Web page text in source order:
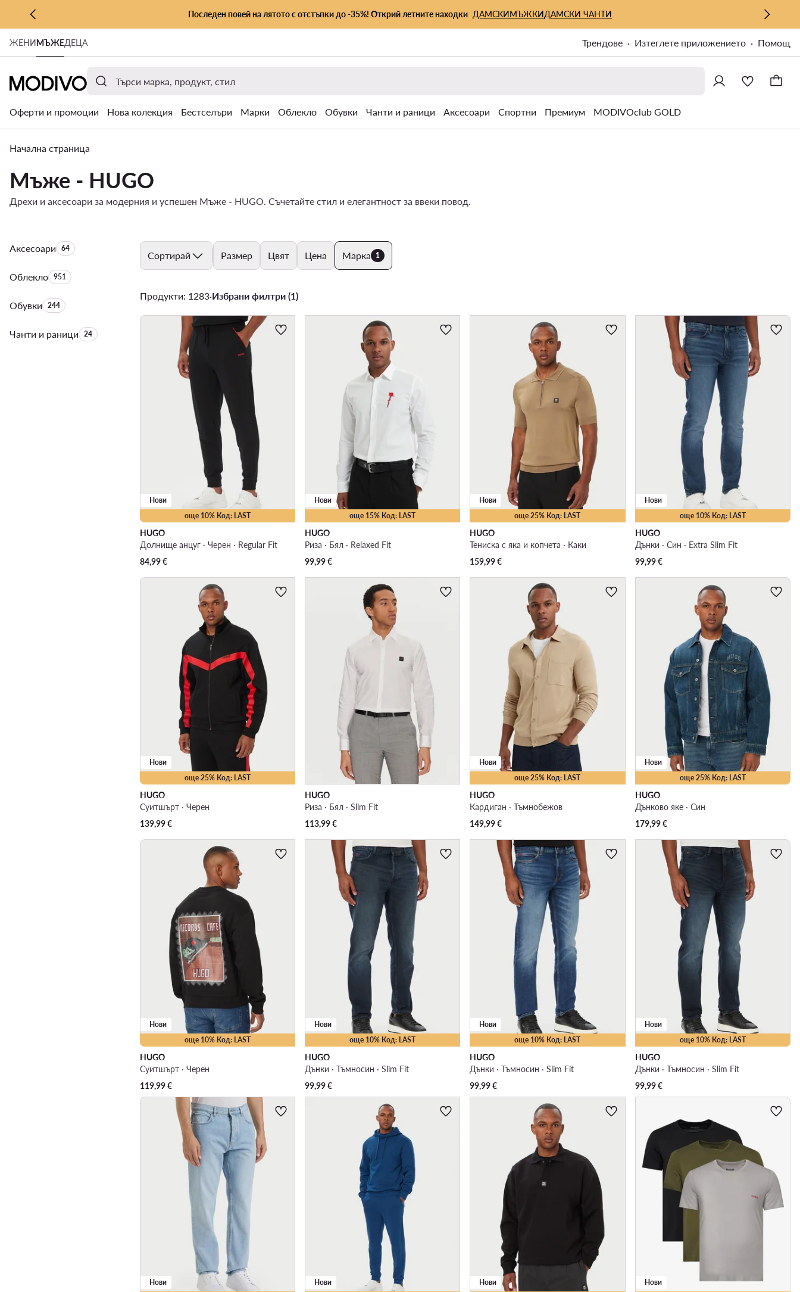
КЪМ ОСНОВНОТО СЪДЪРЖАНИЕ
КЪМ ТЪРСЕНЕ
Последен повей на лятото с отстъпки до -35%! Открий летните находки ДАМСКИМЪЖКИДАМСКИ ЧАНТИ
ЖЕНИМЪЖЕДЕЦА Трендове Изтеглете приложението Помощ
Оферти и промоции Нова колекция Бестселъри Марки Облекло Обувки Чанти и раници Аксесоари Спортни Премиум MODIVOclub GOLD
Начална страница
Мъже - HUGO
Дрехи и аксесоари за модерния и успешен Мъже - HUGO. Съчетайте стил и елегантност за ввеки повод.
АксесоариБрой на продуктите:
64
ОблеклоБрой на продуктите:
951
ОбувкиБрой на продуктите:
244
Чанти и ранициБрой на продуктите:
24
Сортирай Размер Цвят Цена Марка 1
Продукти: 1283·Избрани филтри (1)
още 10% Код: LAST
Нови
HUGO
Долнище анцуг · Черен · Regular Fit
84,99€
още 15% Код: LAST
Нови
HUGO
Риза · Бял · Relaxed Fit
99,99€
още 25% Код: LAST
Нови
HUGO
Тениска с яка и копчета · Каки
159,99€
още 10% Код: LAST
Нови
HUGO
Дънки · Син · Extra Slim Fit
99,99€
още 25% Код: LAST
Нови
HUGO
Суитшърт · Черен
139,99€
HUGO
Риза · Бял · Slim Fit
113,99€
още 25% Код: LAST
Нови
HUGO
Кардиган · Тъмнобежов
149,99€
още 25% Код: LAST
Нови
HUGO
Дънково яке · Син
179,99€
още 10% Код: LAST
Нови
HUGO
Суитшърт · Черен
119,99€
още 10% Код: LAST
Нови
HUGO
Дънки · Тъмносин · Slim Fit
99,99€
още 10% Код: LAST
Нови
HUGO
Дънки · Тъмносин · Slim Fit
99,99€
още 10% Код: LAST
Нови
HUGO
Дънки · Тъмносин · Slim Fit
99,99€
Нови Нови Нови Нови